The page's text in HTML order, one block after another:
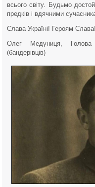
всього світу. Будьмо
предків і вдячними
Слава Україні! Героям
Олег Медуниця, Голова
(бандерівців)